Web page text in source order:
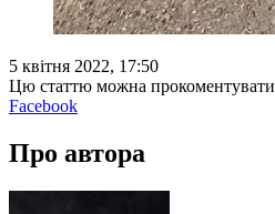
5 квітня 2022, 17:50
Цю статтю можна прокоментувати
Facebook
Про автора